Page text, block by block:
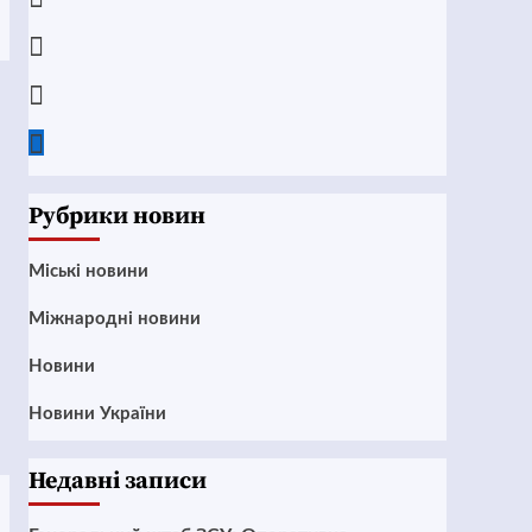
Рубрики новин
Mіські новини
Міжнародні новини
Новини
Новини України
Недавні записи